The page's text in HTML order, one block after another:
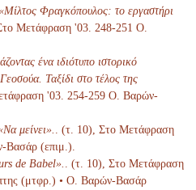
Φραγκόπουλος: το εργαστήρι
Μετάφραση '03. 248-251 Ο.
ένα ιδιότυπο ιστορικό
Ταξίδι στο τέλος της
'03. 254-259 Ο. Βαρών-
μείνει».
. (τ. 10), Στο Μετάφραση
(επιμ.).
de Babel».
. (τ. 10), Στο Μετάφραση
(μτφρ.) • Ο. Βαρών-Βασάρ